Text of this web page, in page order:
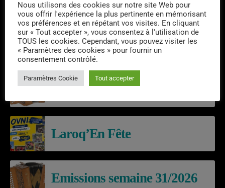
DERNIERS PODCASTS
Emissions semaine 32/2026
Laroq’En Fête
Emissions semaine 31/2026
Nous utilisons des cookies sur notre site Web pour
vous offrir l'expérience la plus pertinente en mémorisant
vos préférences et en répétant vos visites. En cliquant
sur « Tout accepter », vous consentez à l'utilisation de
TOUS les cookies. Cependant, vous pouvez visiter les
« Paramètres des cookies » pour fournir un
consentement contrôlé.
Paramètres Cookie Tout accepter